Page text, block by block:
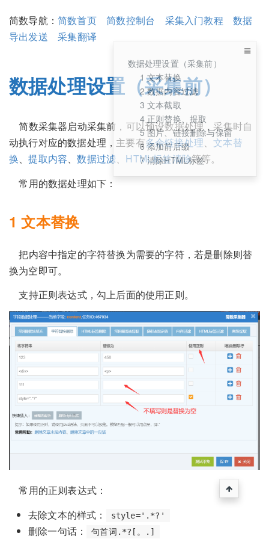
数据处理设置（采集前）
1 文本替换
2 数据内容过滤
3 文本截取
4 正则替换、提取
5 图片、链接删除与保留
6 添加前后缀
7 清除HTML标签
简数导航： 简数首页 简数控制台 采集入门教程
数据
导出发送
采集翻译
数据处理设置（采集前）
简数采集器启动采集前，可以预设数据处理，采集时自
动执行对应的数据处理，主要有多余链接处理、文本替
换、提取内容、数据过滤、 HTML标签清除等等。
常用的数据处理如下：
1 文本替换
把内容中指定的字符替换为需要的字符，若是删除则替
换为空即可。
支持正则表达式，勾上后面的使用正则。
常用的正则表达式：
去除文本的样式：
style='.*?'
删除一句话： 句首词.*?[。.]